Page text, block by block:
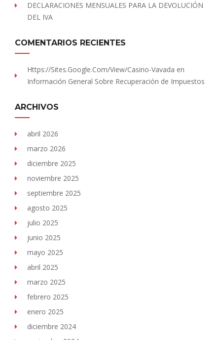
DECLARACIONES MENSUALES PARA LA DEVOLUCIÓN
DEL IVA
COMENTARIOS RECIENTES
Https://sites.Google.com/view/Casino-Vavada en
Información General Sobre Recuperación de Impuestos
ARCHIVOS
abril 2026
marzo 2026
diciembre 2025
noviembre 2025
septiembre 2025
agosto 2025
julio 2025
junio 2025
mayo 2025
abril 2025
marzo 2025
febrero 2025
enero 2025
diciembre 2024